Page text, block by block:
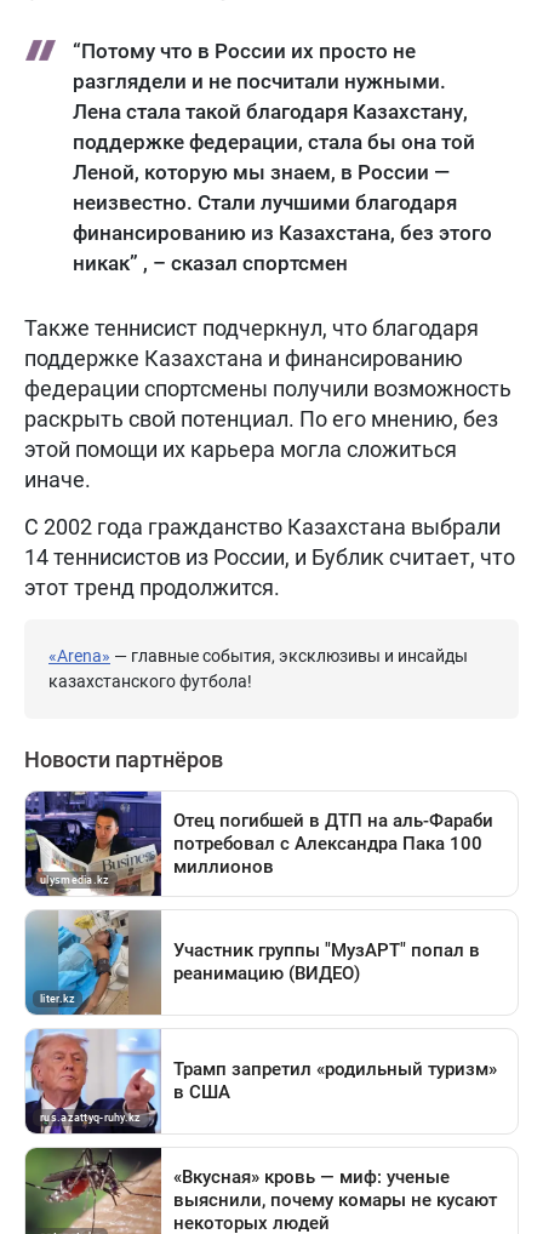
“Потому что в России их просто не
разглядели и не посчитали нужными.
Лена стала такой благодаря Казахстану,
поддержке федерации, стала бы она той
Леной, которую мы знаем, в России —
неизвестно. Стали лучшими благодаря
финансированию из Казахстана, без этого
никак” , – сказал спортсмен
Также теннисист подчеркнул, что благодаря
поддержке Казахстана и финансированию
федерации спортсмены получили возможность
раскрыть свой потенциал. По его мнению, без
этой помощи их карьера могла сложиться
иначе.
С 2002 года гражданство Казахстана выбрали
14 теннисистов из России, и Бублик считает, что
этот тренд продолжится.
«Arena» — главные события, эксклюзивы и инсайды
казахстанского футбола!